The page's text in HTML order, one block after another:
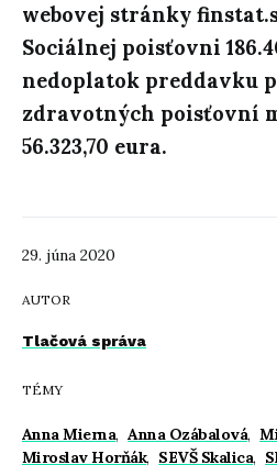
29. júna 2020
AUTOR
Tlačová správa
TÉMY
Anna Mierna, Anna Ozábalová,
Miroslav Horňák, SEVŠ Skalica,
webovej stránky
Sociálnej poisťovni
nedoplatok preddavku
zdravotných poisťovní
56.323,70 eura.